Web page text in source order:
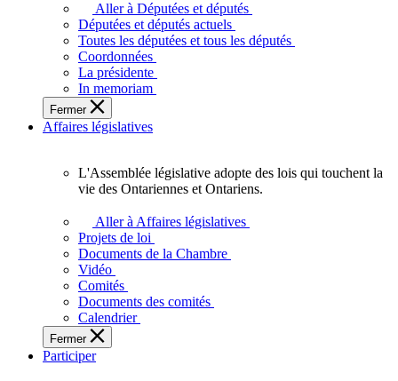
députés
vous
représentent
sein
de
l'Assemblée
législative
l'Ontario.
Aller à Députées et députés
Députées et députés actuels
Toutes les députées et tous les députés
Coordonnées
La présidente
In memoriam
Fermer
Affaires législatives
L'Assemblée
adopte
touchent
des
Ontariennes
et
L'Assemblée législative adopte des lois qui touchent la
vie des Ontariennes et Ontariens.
Aller à Affaires législatives
Projets de loi
Documents de la Chambre
Vidéo
Comités
Documents des comités
Calendrier
Fermer
Participer